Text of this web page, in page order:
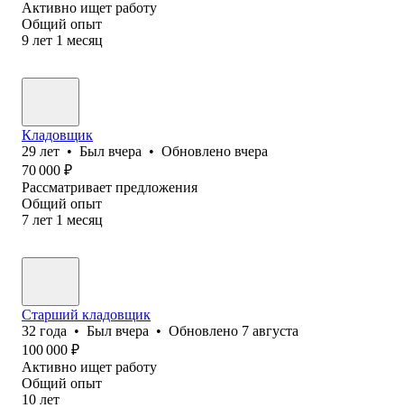
Активно ищет работу
Общий опыт
9 лет 1 месяц
Кладовщик
29 лет • Был вчера • Обновлено вчера
70 000 ₽
Рассматривает предложения
Общий опыт
7 лет 1 месяц
Старший кладовщик
32 года • Был вчера • Обновлено 7 августа
100 000 ₽
Активно ищет работу
Общий опыт
10 лет